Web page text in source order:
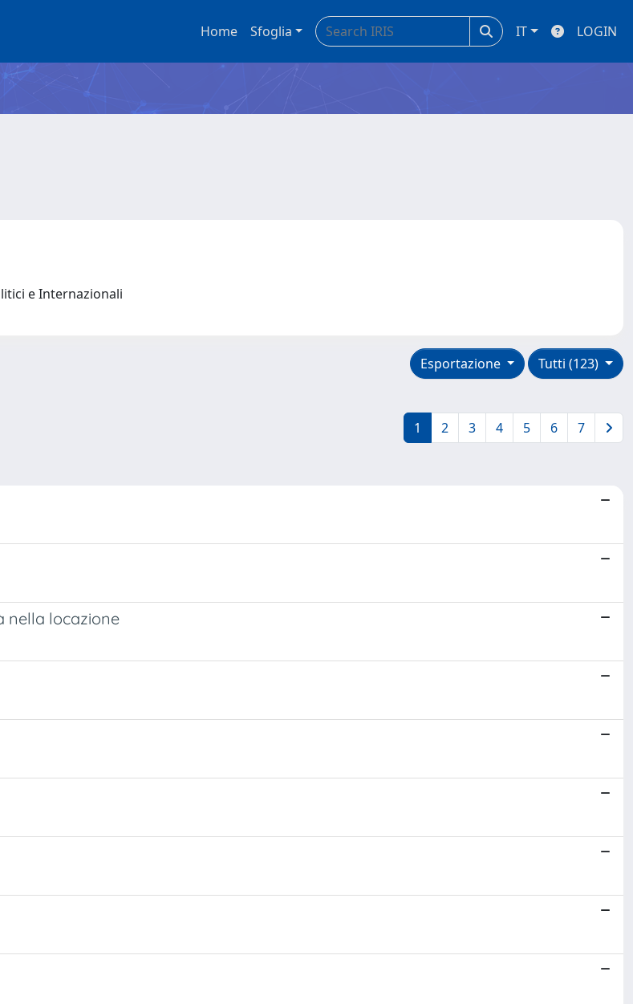
Home Sfoglia IT LOGIN
e Internazionali
Tutti (123)
Esportazione
1 2 3 4 5 6 7
nella locazione